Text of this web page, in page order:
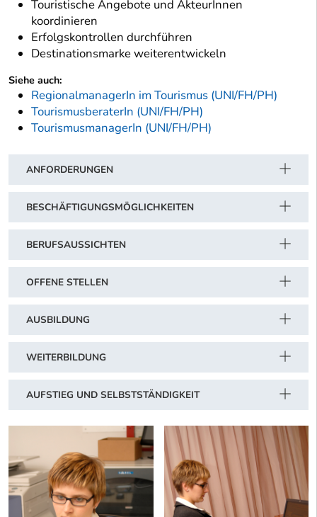
Touristische Angebote und AkteurInnen
koordinieren
Erfolgskontrollen durchführen
Destinationsmarke weiterentwickeln
Siehe auch:
RegionalmanagerIn im Tourismus (UNI/FH/PH)
TourismusberaterIn (UNI/FH/PH)
TourismusmanagerIn (UNI/FH/PH)
ANFORDERUNGEN
BESCHÄFTIGUNGSMÖGLICHKEITEN
BERUFSAUSSICHTEN
OFFENE STELLEN
AUSBILDUNG
WEITERBILDUNG
AUFSTIEG UND SELBSTSTÄNDIGKEIT